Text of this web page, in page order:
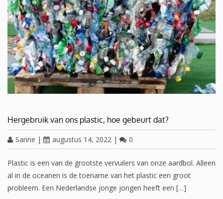
Hergebruik van ons plastic, hoe gebeurt dat?
Sanne | augustus 14, 2022 | 0
Plastic is een van de grootste vervuilers van onze aardbol. Alleen
al in de oceanen is de toename van het plastic een groot
probleem. Een Nederlandse jonge jongen heeft een […]